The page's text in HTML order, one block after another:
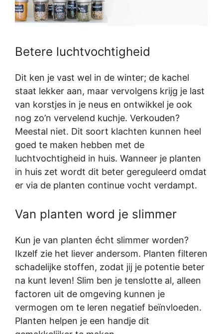
Betere luchtvochtigheid
Dit ken je vast wel in de winter; de kachel
staat lekker aan, maar vervolgens krijg je last
van korstjes in je neus en ontwikkel je ook
nog zo’n vervelend kuchje. Verkouden?
Meestal niet. Dit soort klachten kunnen heel
goed te maken hebben met de
luchtvochtigheid in huis. Wanneer je planten
in huis zet wordt dit beter gereguleerd omdat
er via de planten continue vocht verdampt.
Van planten word je slimmer
Kun je van planten écht slimmer worden?
Ikzelf zie het liever andersom. Planten filteren
schadelijke stoffen, zodat jij je potentie beter
na kunt leven! Slim ben je tenslotte al, alleen
factoren uit de omgeving kunnen je
vermogen om te leren negatief beïnvloeden.
Planten helpen je een handje dit